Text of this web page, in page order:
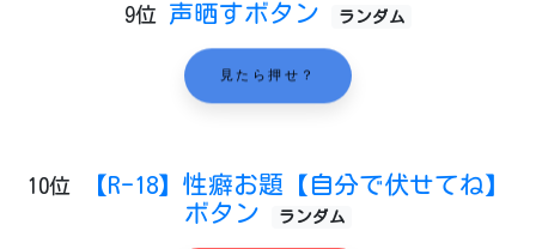
9位 声晒すボタン ランダム
見たら押せ？
10位
【R-18】性癖お題【自分で伏せてね】
ボタン
ランダム